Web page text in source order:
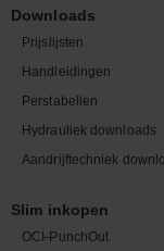
Downloads
Prijslijsten
Handleidingen
Perstabellen
Hydrauliek downloads
Aandrijftechniek
Slim inkopen
OCI-PunchOut